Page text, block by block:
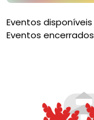
Eventos disponíveis
Eventos encerrados